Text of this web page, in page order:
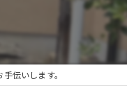
伝いします。